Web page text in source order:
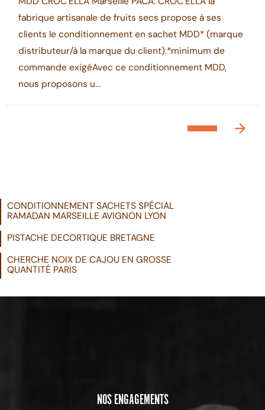
fabrique artisanale de fruits secs propose à ses
clients le conditionnement en sachet MDD* (marque
distributeur/à la marque du client).*minimum de
commande exigéAvec ce conditionnement MDD,
nous proposons u...
CONDITIONNEMENT SACHETS SPÉCIAL
RAMADAN MARSEILLE AVIGNON LYON
PISTACHE DECORTIQUE BRETAGNE
CHERCHE NOIX DE CAJOU EN GROSSE
QUANTITÉ PARIS
NOS ENGAGEMENTS